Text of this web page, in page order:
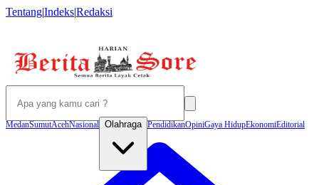
Tentang|Indeks|Redaksi
MedanSumutAcehNasional Olahraga PendidikanOpiniGaya HidupEkonomiEditorial